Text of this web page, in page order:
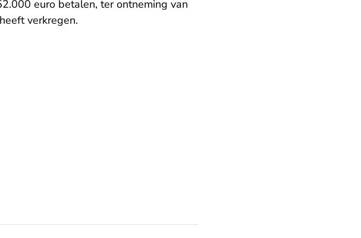
euro betalen, ter ontneming van
verkregen.